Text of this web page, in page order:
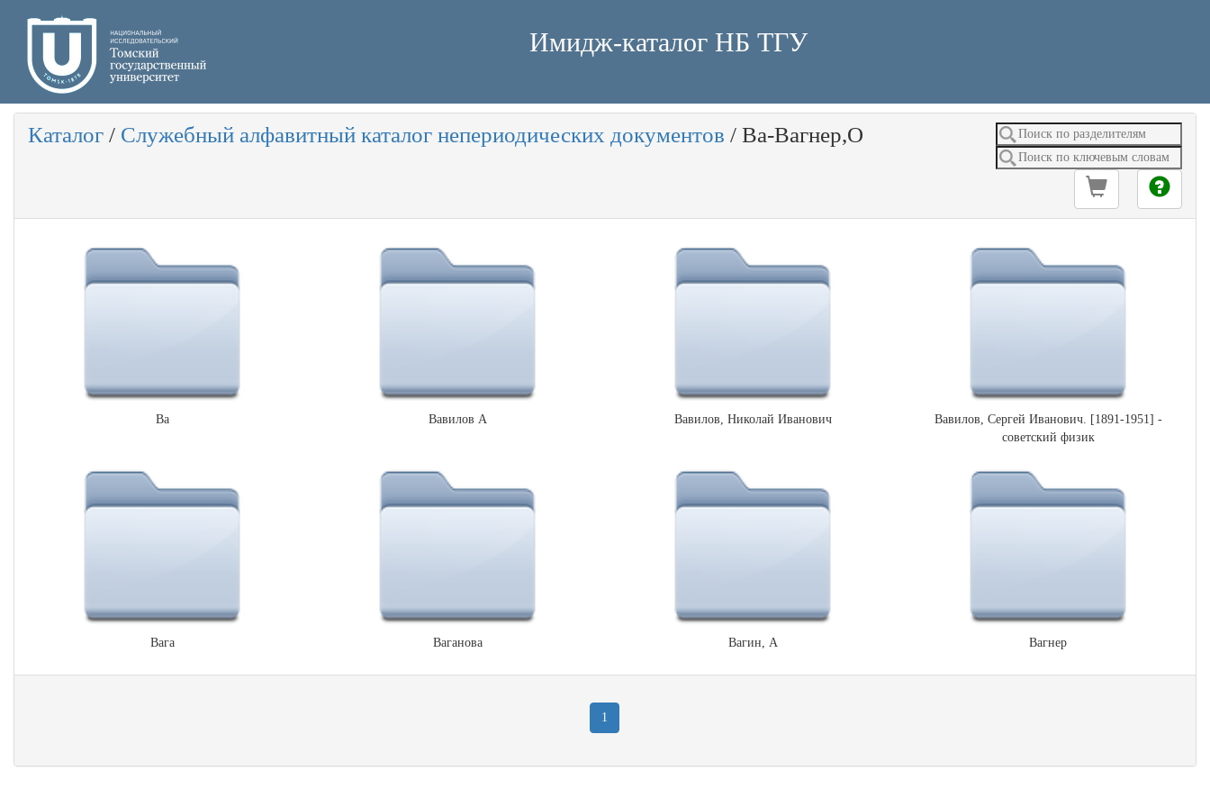
Имидж-каталог НБ ТГУ
Каталог / Служебный алфавитный каталог непериодических документов / Ва-Вагнер,О
Ва Вавилов А Вавилов, Николай Иванович
Вавилов, Сергей Иванович. [1891-1951] -
советский физик
Вага Ваганова Вагин, А Вагнер
1